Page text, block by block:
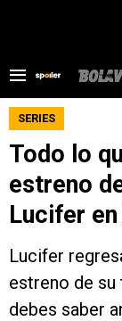
SERIES
Todo lo
estreno
Lucifer
Lucifer
estreno de
debes saber